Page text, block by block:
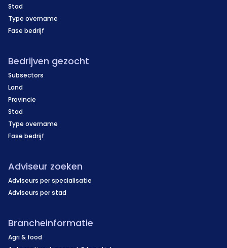
Stad
Type overname
Fase bedrijf
Bedrijven gezocht
Subsectors
Land
Provincie
Stad
Type overname
Fase bedrijf
Adviseur zoeken
Adviseurs per specialisatie
Adviseurs per stad
Brancheinformatie
Agri & food